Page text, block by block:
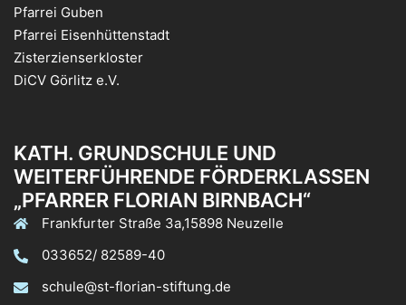
Pfarrei Guben
Pfarrei Eisenhüttenstadt
Zisterzienserkloster
DiCV Görlitz e.V.
KATH. GRUNDSCHULE UND
WEITERFÜHRENDE FÖRDERKLASSEN
„PFARRER FLORIAN BIRNBACH“
Frankfurter Straße 3a,15898 Neuzelle
033652/ 82589-40
schule@st-florian-stiftung.de